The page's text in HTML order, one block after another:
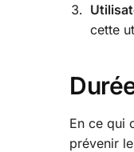
cette
En ce qui
prévenir